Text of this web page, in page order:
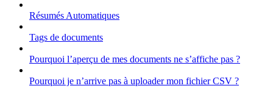
Résumés Automatiques
Tags de documents
Pourquoi l’aperçu de mes documents ne s’affiche pas ?
Pourquoi je n’arrive pas à uploader mon fichier CSV ?